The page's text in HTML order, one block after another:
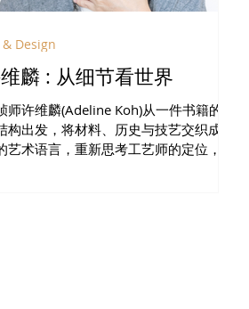
许维麟 : 从细节看世界
师许维麟(Adeline Koh)从一件书籍的附
构出发，将材料、历史与技艺交织成独
艺术语言，重新思考工艺师的定位，并
Design